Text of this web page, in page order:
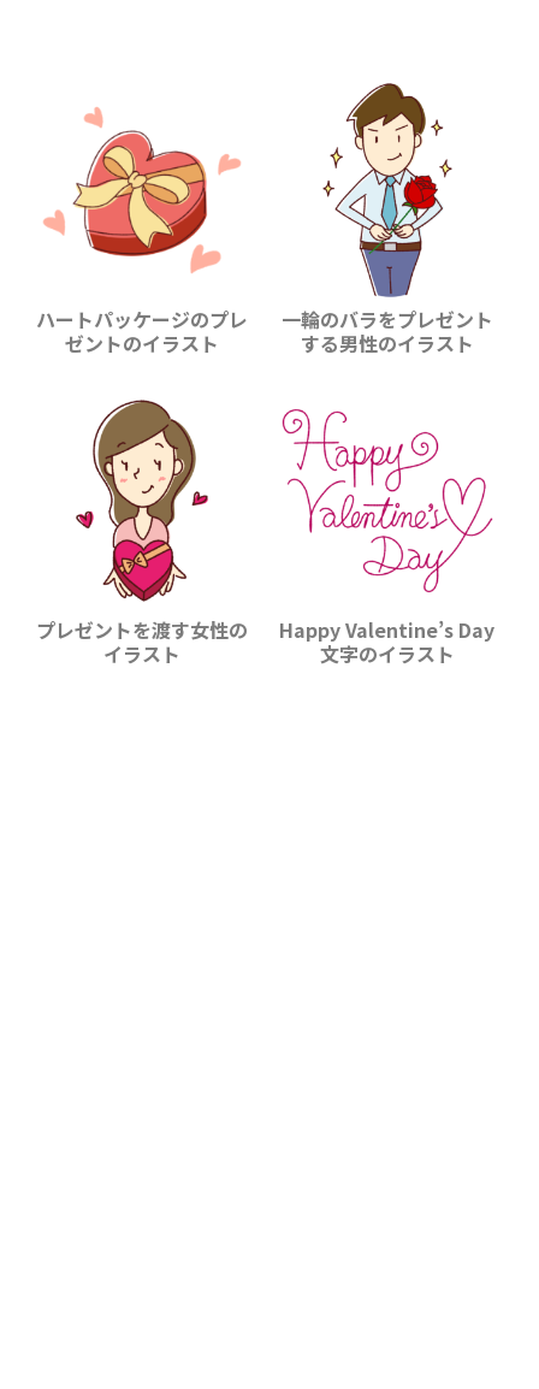
ハートパッケージのプレ
ゼントのイラスト
一輪のバラをプレゼント
する男性のイラスト
プレゼントを渡す女性の
イラスト
Happy Valentine’s Day
文字のイラスト